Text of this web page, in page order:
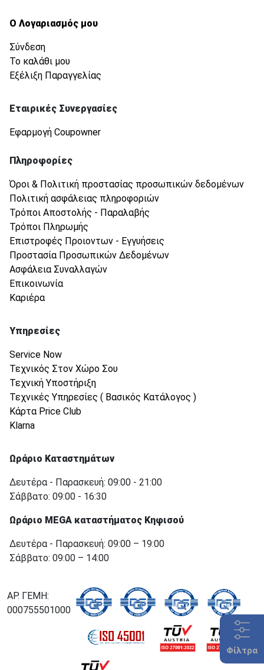
Φίλτρα
Ο Λογαριασμός μου
Σύνδεση
Το καλάθι μου
Εξέλιξη Παραγγελίας
Εταιρικές Συνεργασίες
Εφαρμογή Coupowner
Πληροφορίες
Όροι & Πολιτική προστασίας προσωπικών δεδομένων
Πολιτική ασφάλειας πληροφοριών
Τρόποι Αποστολής - Παραλαβής
Τρόποι Πληρωμής
Επιστροφές Προιοντων - Εγγυήσεις
Προστασία Προσωπικών Δεδομένων
Ασφάλεια Συναλλαγών
Επικοινωνία
Καριέρα
Υπηρεσίες
Service Now
Τεχνικός Στον Χώρο Σου
Τεχνική Υποστήριξη
Τεχνικές Υπηρεσίες ( Βασικός Κατάλογος )
Κάρτα Price Club
Klarna
Ωράριο Καταστημάτων
Δευτέρα - Παρασκευή: 09:00 - 21:00
Σάββατο: 09:00 - 16:30
Ωράριο MEGA καταστήματος Κηφισού
Δευτέρα - Παρασκευή: 09:00 – 19:00
Σάββατο: 09:00 – 14:00
ΑΡ. ΓΕΜΗ:
000755501000